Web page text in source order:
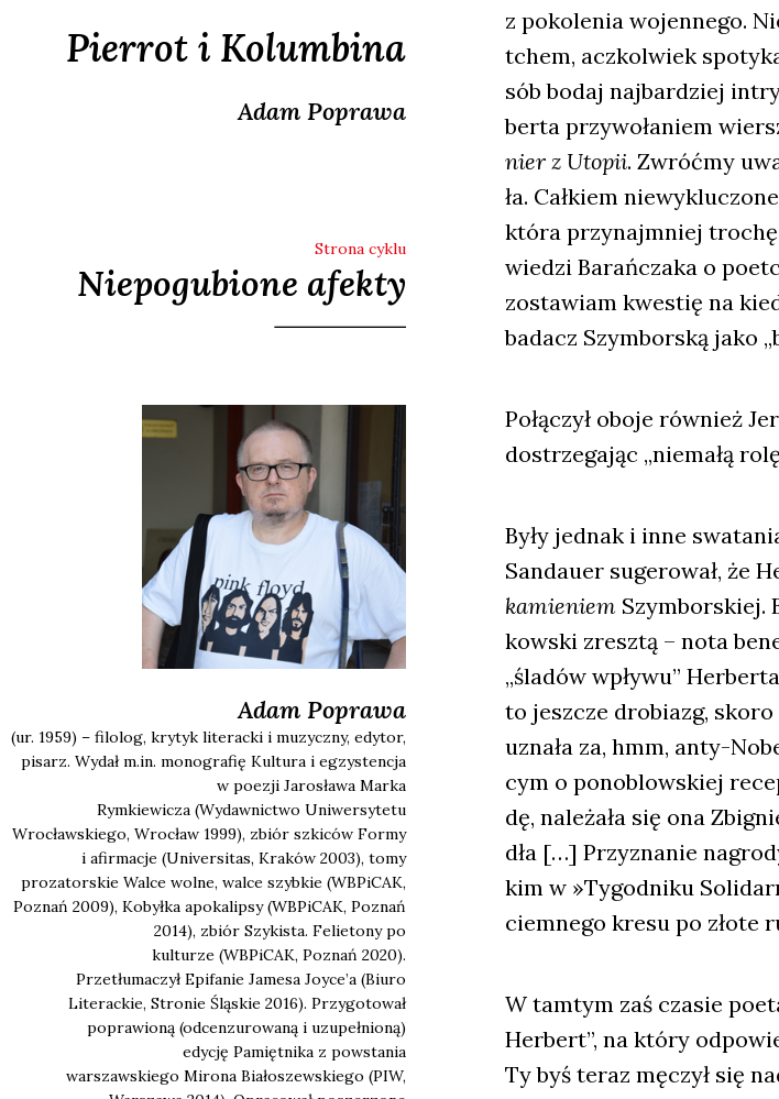
Pierrot i Kolumbina
Adam Poprawa
Strona cyklu
Niepogubione afekty
Adam Poprawa
(ur. 1959) – filolog, krytyk literacki i muzyczny, edytor,
pisarz. Wydał m.in. monografięKultura i egzystencja
w poezji Jarosława Marka
Rymkiewicza(Wydawnictwo Uniwersytetu
Wrocławskiego, Wrocław 1999), zbiór szkicówFormy
i afirmacje(Universitas, Kraków 2003), tomy
prozatorskieWalce wolne, walce szybkie(WBPiCAK,
Poznań 2009),Kobyłka apokalipsy(WBPiCAK, Poznań
2014), zbiórSzykista. Felietony po
kulturze(WBPiCAK, Poznań 2020).
PrzetłumaczyłEpifanieJamesa Joyce’a (Biuro
Literackie, Stronie Śląskie 2016). Przygotował
poprawioną (odcenzurowaną i uzupełnioną)
edycjęPamiętnika z powstania
warszawskiego Mirona Białoszewskiego (PIW,
z poko­le­nia wojen­ne­go.
tchem, acz­kol­wiek
sób bodaj naj­bar­dziej
ber­ta przy­wo­ła­niem
nier z Uto­pii. Zwróć­my
ła. Cał­kiem
któ­ra przy­naj­mniej
wie­dzi Barań­cza­ka o
zosta­wiam kwe­stię na
badacz Szym­bor­ską jako
Połą­czył obo­je rów­nież
dostrze­ga­jąc „nie­ma­łą
Były jed­nak i inne
San­dau­er suge­ro­wał, że
kamie­niem Szym­bor­skiej.
kow­ski zresz­tą – nota
„śla­dów wpły­wu”
to jesz­cze dro­biazg,
uzna­ła za, hmm, anty-
cym o pono­blow­skiej
dę, nale­ża­ła się ona
dła […] Przy­zna­nie
kim w »Tygo­dni­ku
ciem­ne­go kre­su po zło­te
W tam­tym zaś cza­sie
Her­bert”, na któ­ry
Ty byś teraz męczył się